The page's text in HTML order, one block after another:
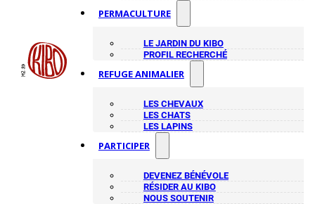
PERMACULTURE
LE JARDIN DU KIBO
PROFIL RECHERCHÉ
REFUGE ANIMALIER
LES CHEVAUX
LES CHATS
LES LAPINS
PARTICIPER
DEVENEZ BÉNÉVOLE
RÉSIDER AU KIBO
NOUS SOUTENIR